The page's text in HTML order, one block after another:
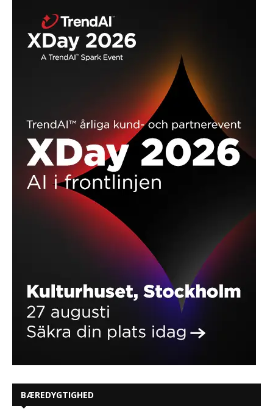
BÆREDYGTIGHED